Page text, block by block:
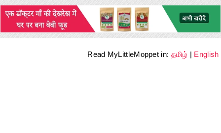
Read MyLittleMoppet in: தமிழ் | English